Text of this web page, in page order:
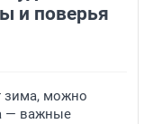
и поверья
зима, можно
— важные